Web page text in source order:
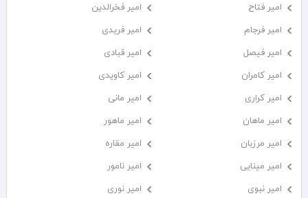
امیر فتاح
امیر فخرالدین
امیر فرجام
امیر فریدی
امیر فیصل
امیر قبادی
امیر کامران
امیر کاویدی
امیر کراری
امیر مانی
امیر ماهان
امیر ماهور
امیر مرزبان
امیر مقاره
امیر مینایی
امیر نامور
امیر نبوی
امیر نوری